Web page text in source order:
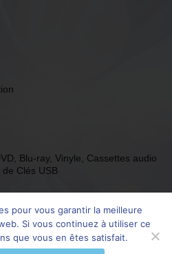
Blu-ray, Vinyle
Cassettes audio
Clés USB
pour vous garantir la meilleure
Si vous continuez à utiliser ce
que vous en êtes satisfait.